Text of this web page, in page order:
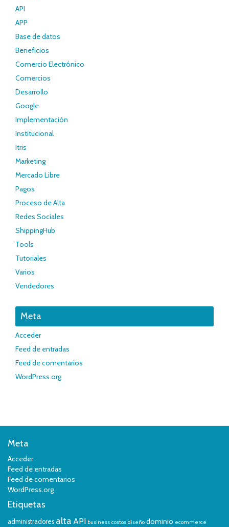
API
APP
Base de datos
Beneficios
Comercio Electrónico
Comercios
Desarrollo
Google
Implementación
Institucional
Itris
Marketing
Mercado Libre
Pagos
Proceso de Alta
Redes Sociales
ShippingHub
Tools
Tutoriales
Varios
Vendedores
Meta
Acceder
Feed de entradas
Feed de comentarios
WordPress.org
Meta
Acceder
Feed de entradas
Feed de comentarios
WordPress.org
Etiquetas
administradores alta API business costos diseño dominio ecommerce